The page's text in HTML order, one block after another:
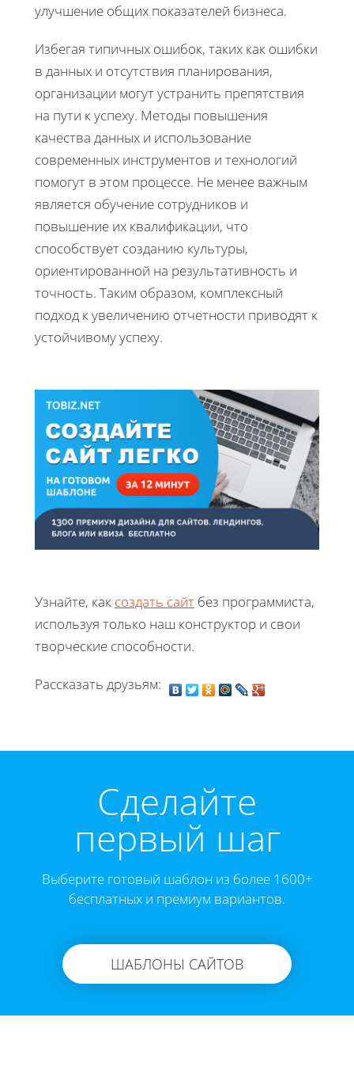
улучшение общих показателей бизнеса.
Избегая типичных ошибок, таких как ошибки
в данных и отсутствия планирования,
организации могут устранить препятствия
на пути к успеху. Методы повышения
качества данных и использование
современных инструментов и технологий
помогут в этом процессе. Не менее важным
является обучение сотрудников и
повышение их квалификации, что
способствует созданию культуры,
ориентированной на результативность и
точность. Таким образом, комплексный
подход к увеличению отчетности приводят к
устойчивому успеху.
Узнайте, как создать сайт без программиста,
используя только наш конструктор и свои
творческие способности.
Рассказать друзьям:
Cделайте
первый шаг
Выберите готовый шаблон из более 1600+
бесплатных и премиум вариантов.
ШАБЛОНЫ САЙТОВ